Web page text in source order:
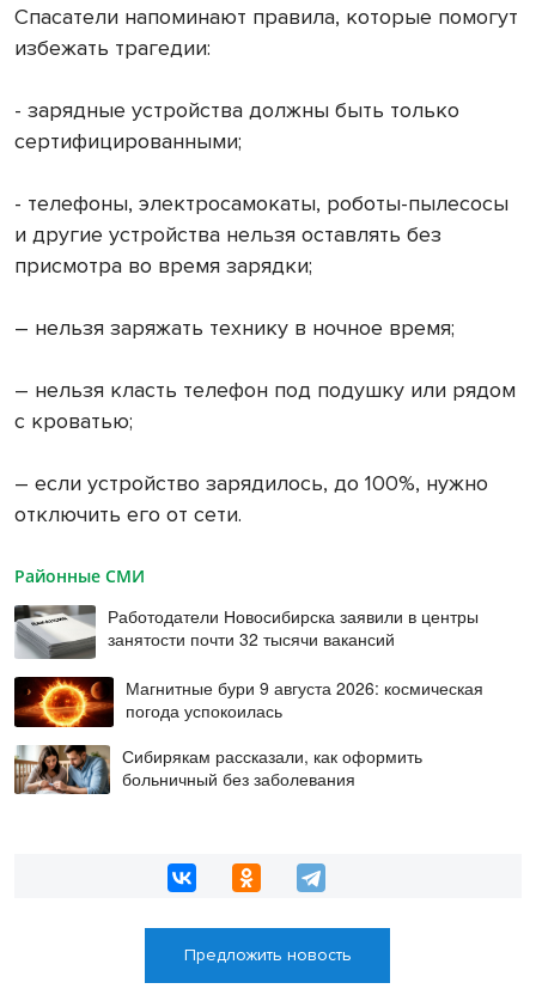
Спасатели напоминают правила, которые помогут
избежать трагедии:
- зарядные устройства должны быть только
сертифицированными;
- телефоны, электросамокаты, роботы-пылесосы
и другие устройства нельзя оставлять без
присмотра во время зарядки;
– нельзя заряжать технику в ночное время;
– нельзя класть телефон под подушку или рядом
с кроватью;
– если устройство зарядилось, до 100%, нужно
отключить его от сети.
Районные СМИ
Работодатели Новосибирска заявили в центры
занятости почти 32 тысячи вакансий
Магнитные бури 9 августа 2026: космическая
погода успокоилась
Сибирякам рассказали, как оформить
больничный без заболевания
Предложить новость